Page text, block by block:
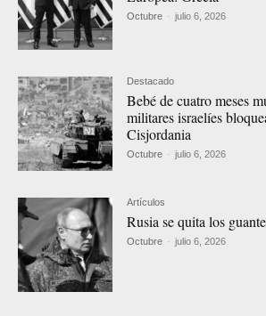
Octubre - julio 6, 2026
Destacado
Bebé de cuatro meses
militares israelíes
Cisjordania
Octubre - julio 6, 2026
Artículos
Rusia se quita los
Octubre - julio 6, 2026